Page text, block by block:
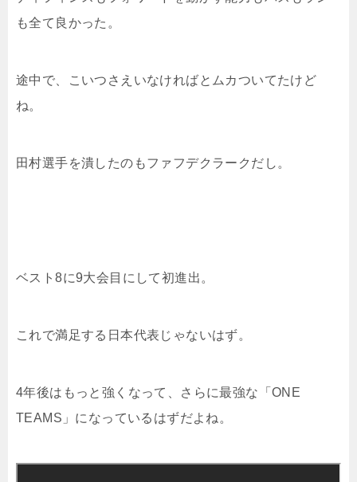
も全て良かった。
途中で、こいつさえいなければとムカついてたけど
ね。
田村選手を潰したのもファフデクラークだし。
ベスト8に9大会目にして初進出。
これで満足する日本代表じゃないはず。
4年後はもっと強くなって、さらに最強な「ONE
TEAMS」になっているはずだよね。